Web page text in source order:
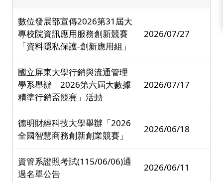
數位發展部宣傳2026第31屆大
專校院資訊應用服務創新競賽
「資料隱私保護-創新應用組」
2026/07/27
國立屏東大學行銷與流通管理
學系舉辦「2026第六屆大數據
精準行銷盃競賽」活動
2026/07/17
德明財經科技大學舉辦「2026
全國智慧商務創新創業競賽」
2026/06/18
資管系證照考試(115/06/06)通
過名單公告
2026/06/11